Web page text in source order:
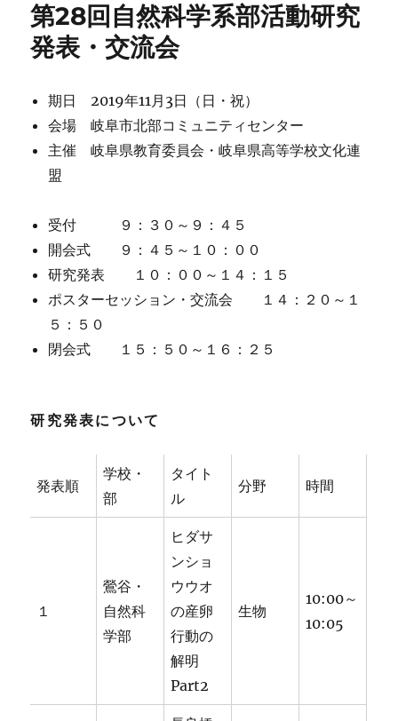
ー
連
周
年
記
に
い
て
（緊
絡）
第28回自然科学系部活動研究
発表・交流会
期日 2019年11月3日（日・祝）
会場 岐阜市北部コミュニティセンター
主催 岐阜県教育委員会・岐阜県高等学校文化連
盟
受付 ９：３０～９：４５
開会式 ９：４５～１０：００
研究発表 １０：００～１４：１５
ポスターセッション・交流会 １４：２０～１
５：５０
閉会式 １５：５０～１６：２５
研究発表について
発表順
学校・
部
タイト
ル
分野 時間
１
鶯谷・
自然科
学部
ヒダサ
ンショ
ウウオ
の産卵
行動の
解明
Part2
生物
10:00～
10:05